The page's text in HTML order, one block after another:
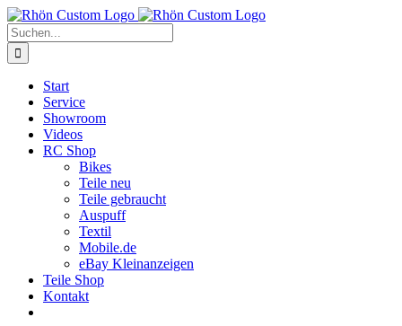
Zum
Inhalt
springen
Suche
nach:
Start
Service
Showroom
Videos
RC Shop
Bikes
Teile neu
Teile gebraucht
Auspuff
Textil
Mobile.de
eBay Kleinanzeigen
Teile Shop
Kontakt